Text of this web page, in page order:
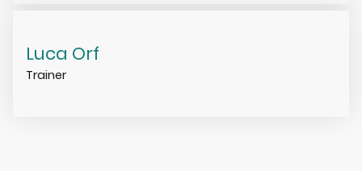
Luca Orf
Trainer